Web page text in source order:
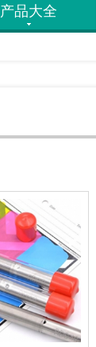
产品大全